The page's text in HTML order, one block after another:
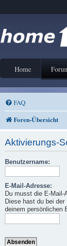
Home
FAQ
Foren-Übersicht
Aktivierungs-
Benutzername:
E-Mail-Adresse:
Du musst die E-Mail-
Diese hast du bei
deinem persönlichen